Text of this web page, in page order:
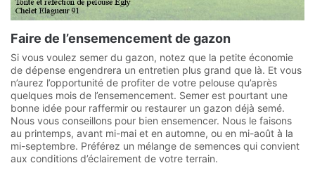
Faire de l’ensemencement de gazon
Si vous voulez semer du gazon, notez que la petite économie
de dépense engendrera un entretien plus grand que là. Et vous
n’aurez l’opportunité de profiter de votre pelouse qu’après
quelques mois de l’ensemencement. Semer est pourtant une
bonne idée pour raffermir ou restaurer un gazon déjà semé.
Nous vous conseillons pour bien ensemencer. Nous le faisons
au printemps, avant mi-mai et en automne, ou en mi-août à la
mi-septembre. Préférez un mélange de semences qui convient
aux conditions d’éclairement de votre terrain.